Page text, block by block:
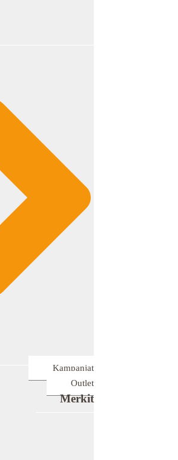
Kampanjat
Outlet
Merkit